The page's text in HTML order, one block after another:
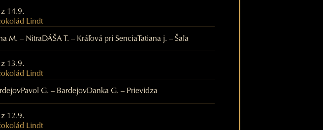
14.9.
Lindt
M. – NitraDÁŠA T. – Kráľová pri SenciaTatiana j. – Šaľa
13.9.
Lindt
Pavol G. – BardejovDanka G. – Prievidza
12.9.
Lindt